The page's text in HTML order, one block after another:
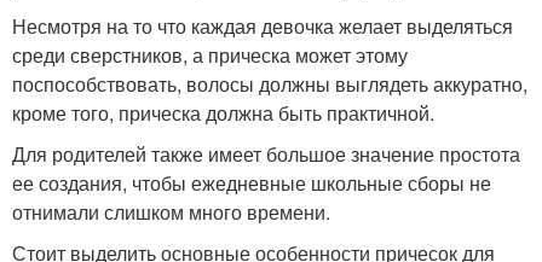
Несмотря на то что каждая девочка желает выделяться
среди сверстников, а прическа может этому
поспособствовать, волосы должны выглядеть аккуратно,
кроме того, прическа должна быть практичной.
Для родителей также имеет большое значение простота
ее создания, чтобы ежедневные школьные сборы не
отнимали слишком много времени.
Стоит выделить основные особенности причесок для